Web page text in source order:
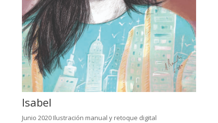
Isabel
Junio 2020 Ilustración manual y retoque digital